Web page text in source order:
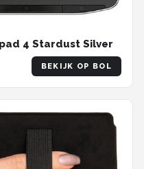
4 Stardust Silver
BEKIJK OP BOL